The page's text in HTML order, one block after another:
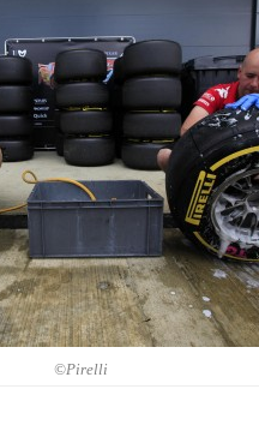
©Pirelli